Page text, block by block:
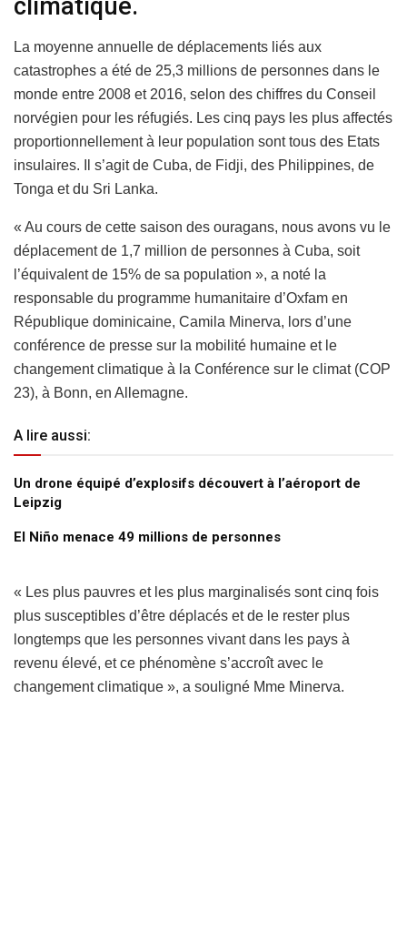
climatique.
La moyenne annuelle de déplacements liés aux
catastrophes a été de 25,3 millions de personnes dans le
monde entre 2008 et 2016, selon des chiffres du Conseil
norvégien pour les réfugiés. Les cinq pays les plus affectés
proportionnellement à leur population sont tous des Etats
insulaires. Il s’agit de Cuba, de Fidji, des Philippines, de
Tonga et du Sri Lanka.
« Au cours de cette saison des ouragans, nous avons vu le
déplacement de 1,7 million de personnes à Cuba, soit
l’équivalent de 15% de sa population », a noté la
responsable du programme humanitaire d’Oxfam en
République dominicaine, Camila Minerva, lors d’une
conférence de presse sur la mobilité humaine et le
changement climatique à la Conférence sur le climat (COP
23), à Bonn, en Allemagne.
A lire aussi:
Un drone équipé d’explosifs découvert à l’aéroport de
Leipzig
El Niño menace 49 millions de personnes
« Les plus pauvres et les plus marginalisés sont cinq fois
plus susceptibles d’être déplacés et de le rester plus
longtemps que les personnes vivant dans les pays à
revenu élevé, et ce phénomène s’accroît avec le
changement climatique », a souligné Mme Minerva.